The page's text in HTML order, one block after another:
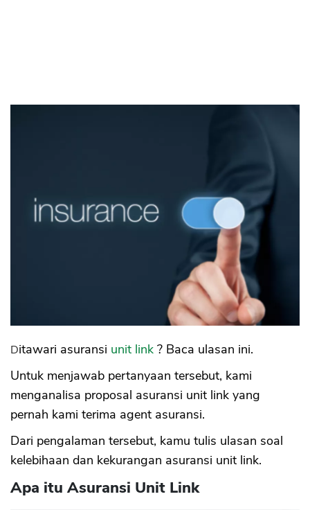
Asuransi Syariah
Ditawari asuransi unit link ? Baca ulasan ini.
Untuk menjawab pertanyaan tersebut, kami
menganalisa proposal asuransi unit link yang
pernah kami terima agent asuransi.
Dari pengalaman tersebut, kamu tulis ulasan soal
kelebihaan dan kekurangan asuransi unit link.
Apa itu Asuransi Unit Link